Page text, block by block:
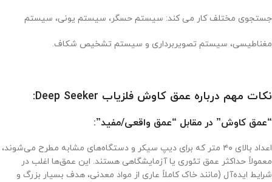
جستجوی مختلف کار می کند: سیستم حسگر، سیستم یونی، سیستم
مغناطیسی، سیستم تصویربرداری و سیستم تشخیص شکاف.
نکات مهم درباره عمق کاوش فلزیاب Deep Seeker:
“عمق کاوش” در مقابل “عمق واقعی/مفید”:
اعداد بالای ۴۰ متر که برای دیپ سیکر و دستگاه‌های مشابه مطرح می‌شوند،
معمولاً حداکثر عمق تئوری یا آزمایشگاهی هستند. این عمق‌ها اغلب در
شرایط ایده‌آل (مانند خاک کاملاً عاری از مواد معدنی، هدف بسیار بزرگ و